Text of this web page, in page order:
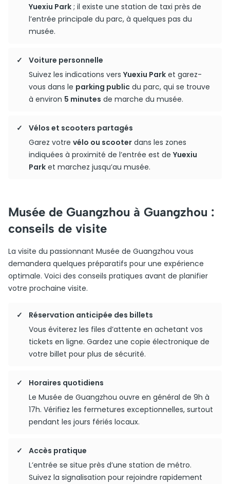
Yuexiu Park ; il existe une station de taxi près de
l’entrée principale du parc, à quelques pas du
musée.
Voiture personnelle
Suivez les indications vers Yuexiu Park et garez-
vous dans le parking public du parc, qui se trouve
à environ 5 minutes de marche du musée.
Vélos et scooters partagés
Garez votre vélo ou scooter dans les zones
indiquées à proximité de l’entrée est de Yuexiu
Park et marchez jusqu’au musée.
Musée de Guangzhou à Guangzhou :
conseils de visite
La visite du passionnant Musée de Guangzhou vous
demandera quelques préparatifs pour une expérience
optimale. Voici des conseils pratiques avant de planifier
votre prochaine visite.
Réservation anticipée des billets
Vous éviterez les files d’attente en achetant vos
tickets en ligne. Gardez une copie électronique de
votre billet pour plus de sécurité.
Horaires quotidiens
Le Musée de Guangzhou ouvre en général de 9h à
17h. Vérifiez les fermetures exceptionnelles, surtout
pendant les jours fériés locaux.
Accès pratique
L’entrée se situe près d’une station de métro.
Suivez la signalisation pour rejoindre rapidement